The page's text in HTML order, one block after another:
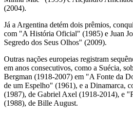
(2004).
Já a Argentina detém dois prêmios,
com "A História Oficial" (1985) e Juan
Segredo dos Seus Olhos" (2009).
Outras nações europeias registram
em anos consecutivos, como a Suécia,
Bergman (1918-2007) em "A Fonte da
de um Espelho" (1961), e a Dinamarca,
(1987), de Gabriel Axel (1918-2014), e
(1988), de Bille August.